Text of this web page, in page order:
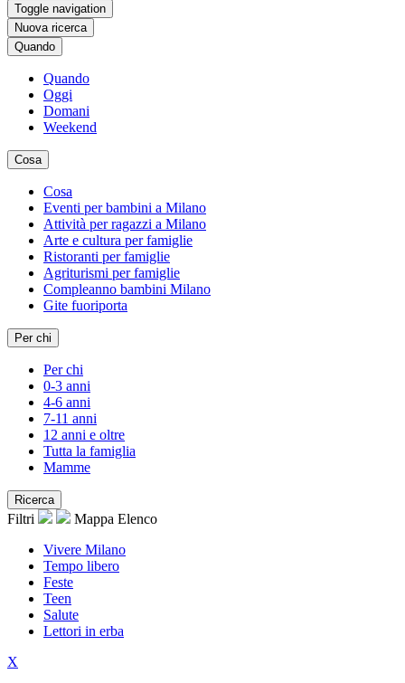
Toggle navigation
Nuova ricerca
Quando
Quando
Oggi
Domani
Weekend
Cosa
Cosa
Eventi per bambini a Milano
Attività per ragazzi a Milano
Arte e cultura per famiglie
Ristoranti per famiglie
Agriturismi per famiglie
Compleanno bambini Milano
Gite fuoriporta
Per chi
Per chi
0-3 anni
4-6 anni
7-11 anni
12 anni e oltre
Tutta la famiglia
Mamme
Ricerca
Filtri Mappa Elenco
Vivere Milano
Tempo libero
Feste
Teen
Salute
Lettori in erba
X